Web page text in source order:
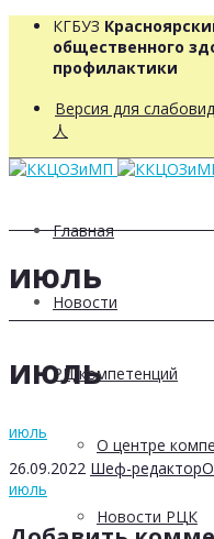
КГБУЗ
общественного
профилактики
Версия для
人
Главная
Новости
РЦ компетенций
О центре
Новости РЦК
июль
июль
июль
26.09.2022 Шеф-редактор
июль